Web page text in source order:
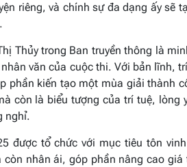
riêng, và chính sự đa dạng ấy sẽ
Thủy trong Ban truyền thông là
văn của cuộc thi. Với bản lĩnh,
phần kiến tạo một mùa giải thành
còn là biểu tượng của trí tuệ, lòng
nghỉ.
được tổ chức với mục tiêu tôn
nhân ái, góp phần nâng cao giá